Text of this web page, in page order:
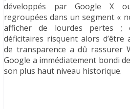
développés par Google X
regroupées dans un segment «
afficher de lourdes pertes ;
déficitaires risquent alors d’être
de transparence a dû rassurer
Google a immédiatement bondi
son plus haut niveau historique.